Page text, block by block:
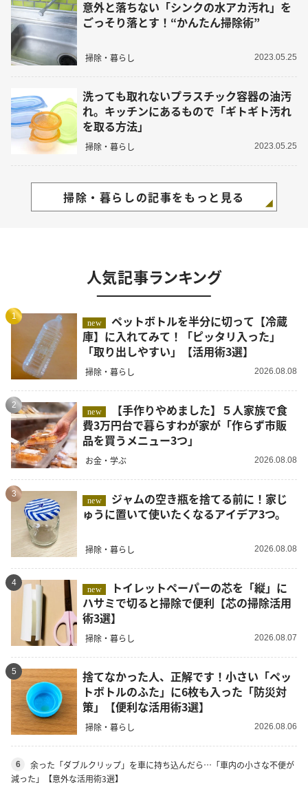
意外と落ちない「シンクの水アカ汚れ」を
ごっそり落とす！“かんたん掃除術”
掃除・暮らし 2023.05.25
洗っても取れないプラスチック容器の油汚
れ。キッチンにあるもので「ギトギト汚れ
を取る方法」
掃除・暮らし 2023.05.25
掃除・暮らしの記事をもっと見る
人気記事ランキング
1
new
ペットボトルを半分に切って【冷蔵
庫】に入れてみて！「ピッタリ入った」
「取り出しやすい」【活用術3選】
掃除・暮らし 2026.08.08
2
new
費3万円台で暮らすわが家が「作らず市販
品を買うメニュー3つ」
お金・学ぶ 2026.08.08
3
new
ゅうに置いて使いたくなるアイデア3つ。
掃除・暮らし 2026.08.08
4
new
ハサミで切ると掃除で便利【芯の掃除活用
術3選】
掃除・暮らし 2026.08.07
5
捨てなかった人、正解です！小さい「ペッ
トボトルのふた」に6枚も入った「防災対
策」【便利な活用術3選】
掃除・暮らし 2026.08.06
6
余った「ダブルクリップ」を車に持ち込んだら…「車内の小さな不便が
減った」【意外な活用術3選】